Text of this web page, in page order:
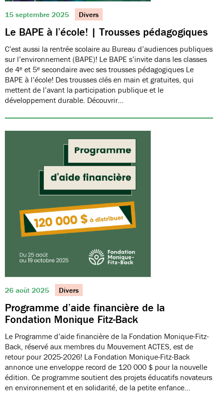
15 septembre 2025 Divers
Le BAPE à l’école! | Trousses pédagogiques
C’est aussi la rentrée scolaire au Bureau d’audiences publiques
sur l’environnement (BAPE)! Le BAPE s’invite dans les classes
de 4ᵉ et 5ᵉ secondaire avec ses trousses pédagogiques Le
BAPE à l’école! Des trousses clés en main et gratuites, qui
mettent de l’avant la participation publique et le
développement durable. Découvrir…
26 août 2025 Divers
Programme d’aide financière de la
Fondation Monique Fitz-Back
Le Programme d’aide financière de la Fondation Monique-Fitz-
Back, réservé aux membres du Mouvement ACTES, est de
retour pour 2025-2026! La Fondation Monique-Fitz-Back
annonce une enveloppe record de 120 000 $ pour la nouvelle
édition. Ce programme soutient des projets éducatifs novateurs
en environnement et en solidarité, de la petite enfance…